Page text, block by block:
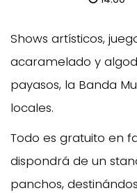
Shows artísticos,
acaramelado y
payasos, la Banda
locales.
Todo es gratuito en
dispondrá de un
panchos,